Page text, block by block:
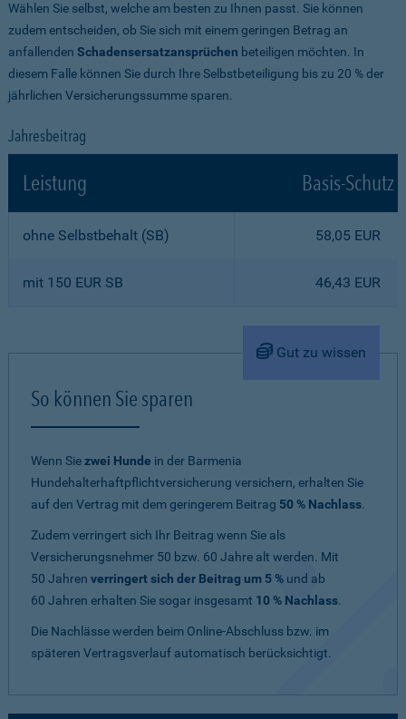
Wählen Sie selbst, welche am besten zu Ihnen passt. Sie können
zudem entscheiden, ob Sie sich mit einem geringen Betrag an
anfallenden Schadensersatzansprüchen beteiligen möchten. In
diesem Falle können Sie durch Ihre Selbstbeteiligung bis zu 20 % der
jährlichen Versicherungssumme sparen.
Jahresbeitrag
Leistung Basis-Schutz
ohne Selbstbehalt (SB) 58,05 EUR
mit 150 EUR SB 46,43 EUR
Gut zu wissen
So können Sie sparen
Wenn Siezwei Hunde in der Barmenia
Hundehalterhaftpflichtversicherung versichern, erhalten Sie
auf den Vertrag mit dem geringerem Beitrag 50 % Nachlass.
Zudem verringert sich Ihr Beitrag wenn Sie als
Versicherungsnehmer 50 bzw. 60 Jahre alt werden. Mit
50 Jahren verringert sich der Beitrag um 5 % und ab
60 Jahren erhalten Sie sogar insgesamt 10 % Nachlass.
Die Nachlässe werden beim Online-Abschluss bzw. im
späteren Vertragsverlauf automatisch berücksichtigt.